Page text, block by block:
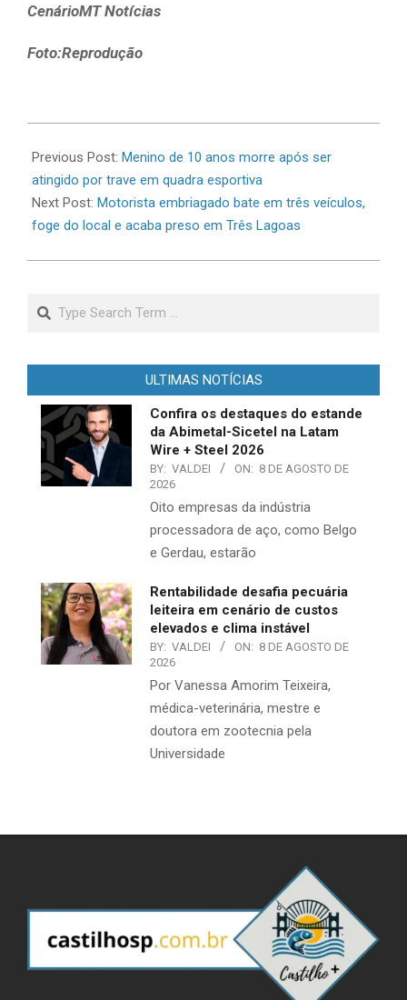
CenárioMT Notícias
Foto:Reprodução
06-
30
Previous Post: Menino de 10 anos morre após ser
atingido por trave em quadra esportiva
Next Post: Motorista embriagado bate em três veículos,
foge do local e acaba preso em Três Lagoas
Search
ULTIMAS NOTÍCIAS
Confira os destaques do estande
da Abimetal-Sicetel na Latam
Wire + Steel 2026
BY: VALDEI ON: 8 DE AGOSTO DE
2026
Oito empresas da indústria
processadora de aço, como Belgo
e Gerdau, estarão
Rentabilidade desafia pecuária
leiteira em cenário de custos
elevados e clima instável
BY: VALDEI ON: 8 DE AGOSTO DE
2026
Por Vanessa Amorim Teixeira,
médica-veterinária, mestre e
doutora em zootecnia pela
Universidade